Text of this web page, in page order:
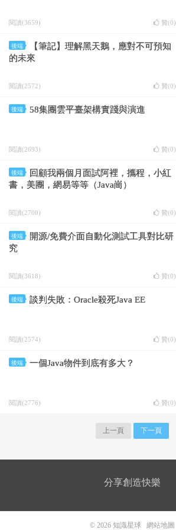
閱讀(3659) 贊(0)
後端
【筆記】理解黑天鵝，應對不可預知
的未來
閱讀(2572) 贊(0)
後端 58集團雲平臺架構實踐與演進
閱讀(2693) 贊(0)
後端
回顧我兩個月面試阿裡，攜程，小紅
書，美團，網易等等（Java崗）
閱讀(2700) 贊(0)
後端
開源/免費介面自動化測試工具對比研
究
閱讀(3618) 贊(0)
後端 談判失敗：Oracle殺死Java EE
閱讀(2574) 贊(0)
後端 一個Java物件到底有多大？
閱讀(2776) 贊(0)
上一頁 下一頁
分享創造快樂
© 2026 知識星球 網站地圖